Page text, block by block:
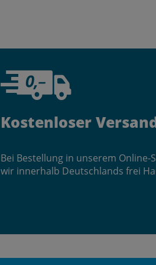
Kostenloser
Bei Bestellung in unserem Online-
wir innerhalb Deutschlands frei